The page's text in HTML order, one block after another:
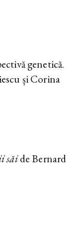
genetică.
și Corina
săide Bernard